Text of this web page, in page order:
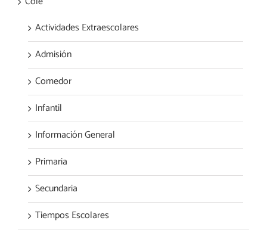
Actividades Extraescolares
Admisión
Comedor
Infantil
Información General
Primaria
Secundaria
Tiempos Escolares